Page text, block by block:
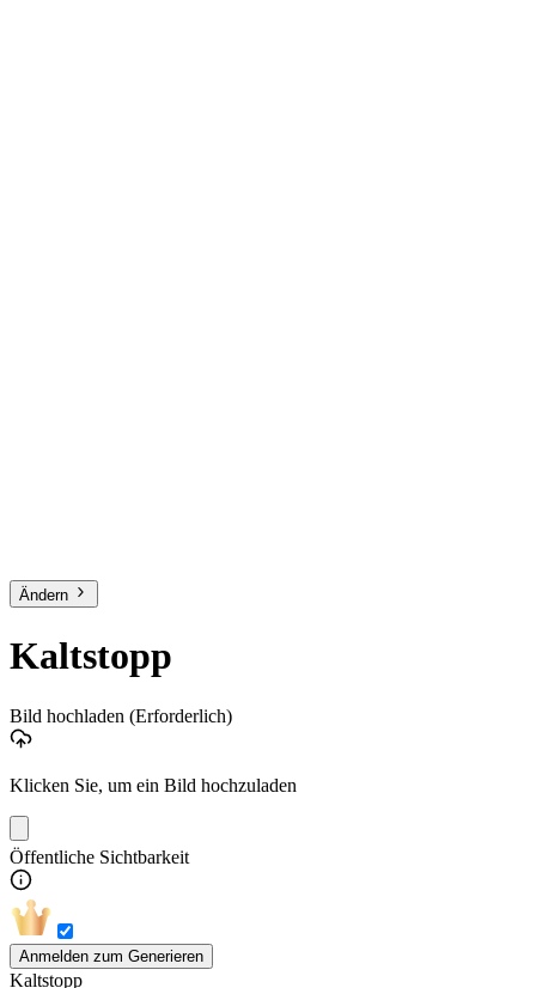
Ändern
Kaltstopp
Bild hochladen (Erforderlich)
Klicken Sie, um ein Bild hochzuladen
Öffentliche Sichtbarkeit
Anmelden zum Generieren
Kaltstopp